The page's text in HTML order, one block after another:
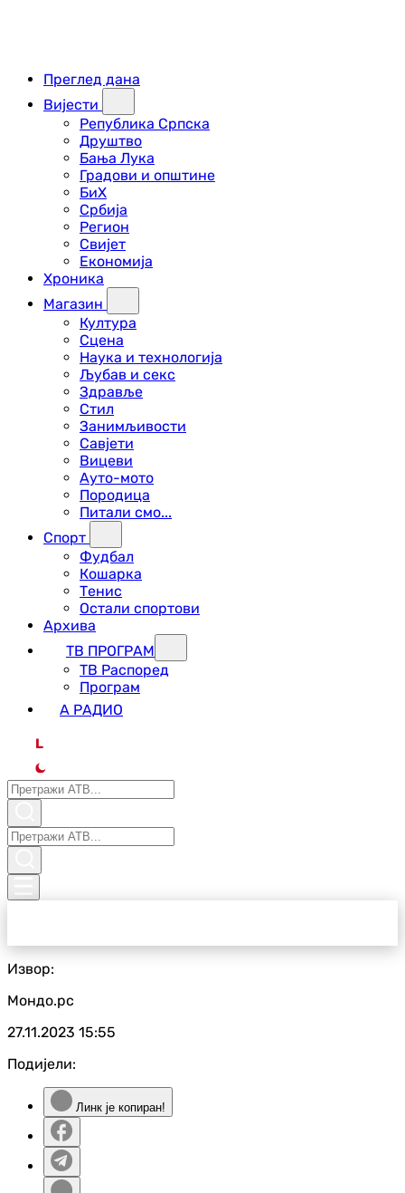
Преглед дана
Вијести
Република Српска
Друштво
Бања Лука
Градови и општине
БиХ
Србија
Регион
Свијет
Економија
Хроника
Магазин
Култура
Сцена
Наука и технологија
Љубав и секс
Здравље
Стил
Занимљивости
Савјети
Вицеви
Ауто-мото
Породица
Питали смо...
Спорт
Фудбал
Кошарка
Тенис
Остали спортови
Архива
ТВ ПРОГРАМ
ТВ Распоред
Програм
А РАДИО
L
Извор:
Мондо.рс
27.11.2023 15:55
Подијели:
Линк је копиран!